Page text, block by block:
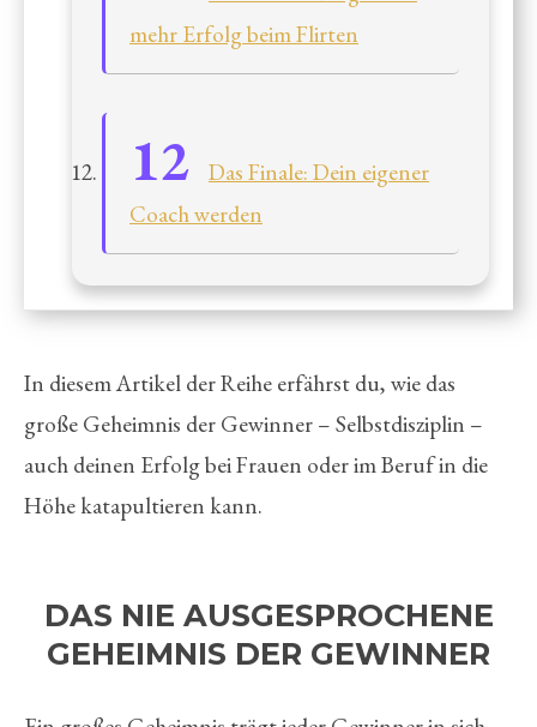
mehr Erfolg beim Flirten
Das Finale: Dein eigener
Coach werden
In diesem Artikel der Reihe erfährst du, wie das
große Geheimnis der Gewinner – Selbstdisziplin –
auch deinen Erfolg bei Frauen oder im Beruf in die
Höhe katapultieren kann.
DAS NIE AUSGESPROCHENE
GEHEIMNIS DER GEWINNER